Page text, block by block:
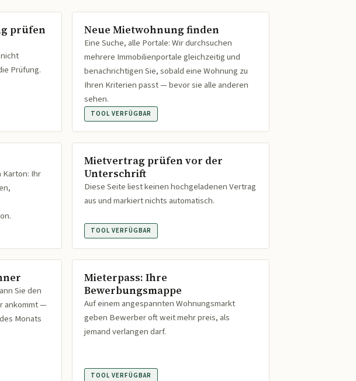
prüfen
Prüfung.
Neue Mietwohnung finden
Eine Suche, alle Portale: Wir durchsuchen
mehrere Immobilienportale gleichzeitig und
benachrichtigen Sie, sobald eine Wohnung zu
Ihren Kriterien passt — bevor sie alle anderen
sehen.
TOOL VERFÜGBAR
Karton: Ihr
Mietvertrag prüfen vor der
Unterschrift
Diese Seite liest keinen hochgeladenen Vertrag
aus und markiert nichts automatisch.
TOOL VERFÜGBAR
Sie den
ankommt —
Monats
Mieterpass: Ihre
Bewerbungsmappe
Auf einem angespannten Wohnungsmarkt
geben Bewerber oft weit mehr preis, als
jemand verlangen darf.
TOOL VERFÜGBAR